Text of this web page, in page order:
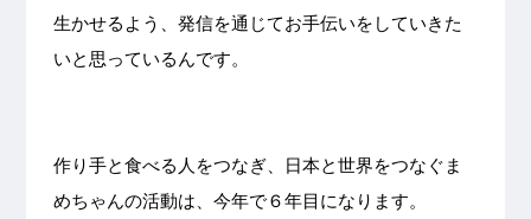
生かせるよう、発信を通じてお手伝いをしていきた
いと思っているんです。
作り手と食べる人をつなぎ、日本と世界をつなぐま
めちゃんの活動は、今年で６年目になります。